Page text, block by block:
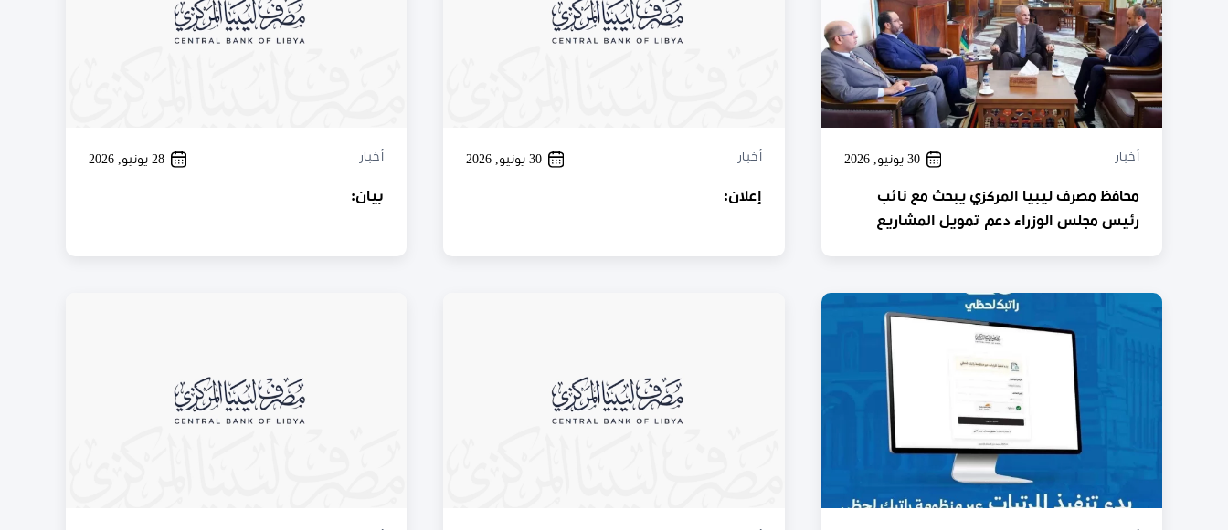
أخبار 30 يونيو, 2026
محافظ مصرف ليبيا المركزي يبحث مع نائب
رئيس مجلس الوزراء دعم تمويل المشاريع
أخبار 30 يونيو, 2026
إعلان:
أخبار 28 يونيو, 2026
بيان: